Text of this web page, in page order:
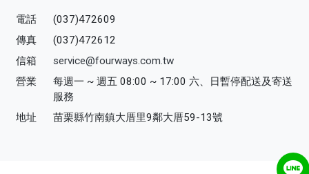
電話
(037)472609
傳真
(037)472612
信箱
service@fourways.com.tw
營業
每週一 ~ 週五 08:00 ~ 17:00 六、日暫停配送及寄送
服務
地址
苗栗縣竹南鎮大厝里9鄰大厝59-13號